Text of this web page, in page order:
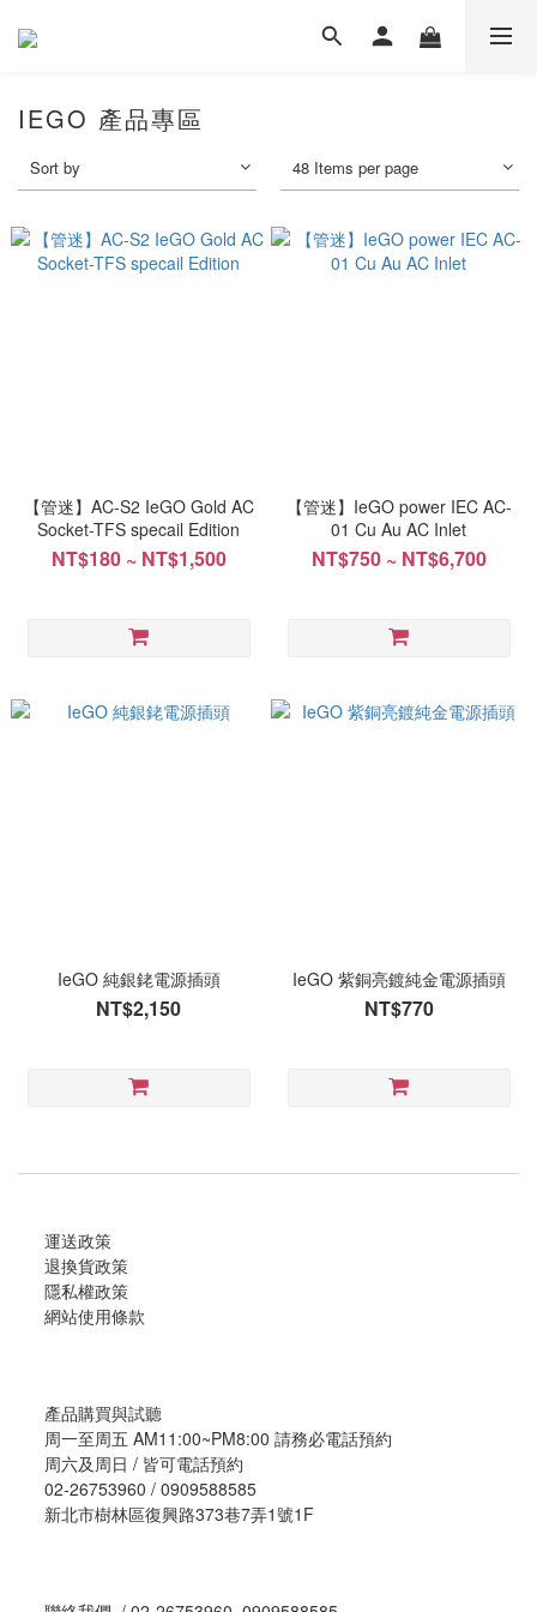
IEGO 產品專區
Sort by 48 Items per page
【管迷】AC-S2 IeGO Gold AC
Socket-TFS specail Edition
NT$180 ~ NT$1,500
【管迷】IeGO power IEC AC-
01 Cu Au AC Inlet
NT$750 ~ NT$6,700
IeGO 純銀銠電源插頭
NT$2,150
IeGO 紫銅亮鍍純金電源插頭
NT$770
運送政策
退換貨政策
隱私權政策
網站使用條款
產品購買與試聽
周一至周五 AM11:00~PM8:00 請務必電話預約
周六及周日 / 皆可電話預約
02-26753960 / 0909588585
新北市樹林區復興路373巷7弄1號1F